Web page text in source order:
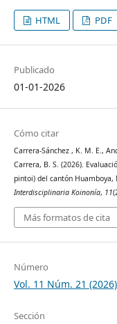
HTML PDF
Publicado
01-01-2026
Cómo citar
Carrera-Sánchez , K. M. E.,
Carrera, B. S. (2026).
pintoi) del cantón Huamboya,
Interdisciplinaria Koinonía, 11
Más formatos de cita
Número
Vol. 11 Núm. 21
Sección